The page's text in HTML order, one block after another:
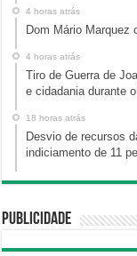
4 horas atrás
Dom Mário Marquez
4 horas atrás
Tiro de Guerra de
e cidadania durante
18 horas atrás
Desvio de recursos
indiciamento de 11
Publicidade